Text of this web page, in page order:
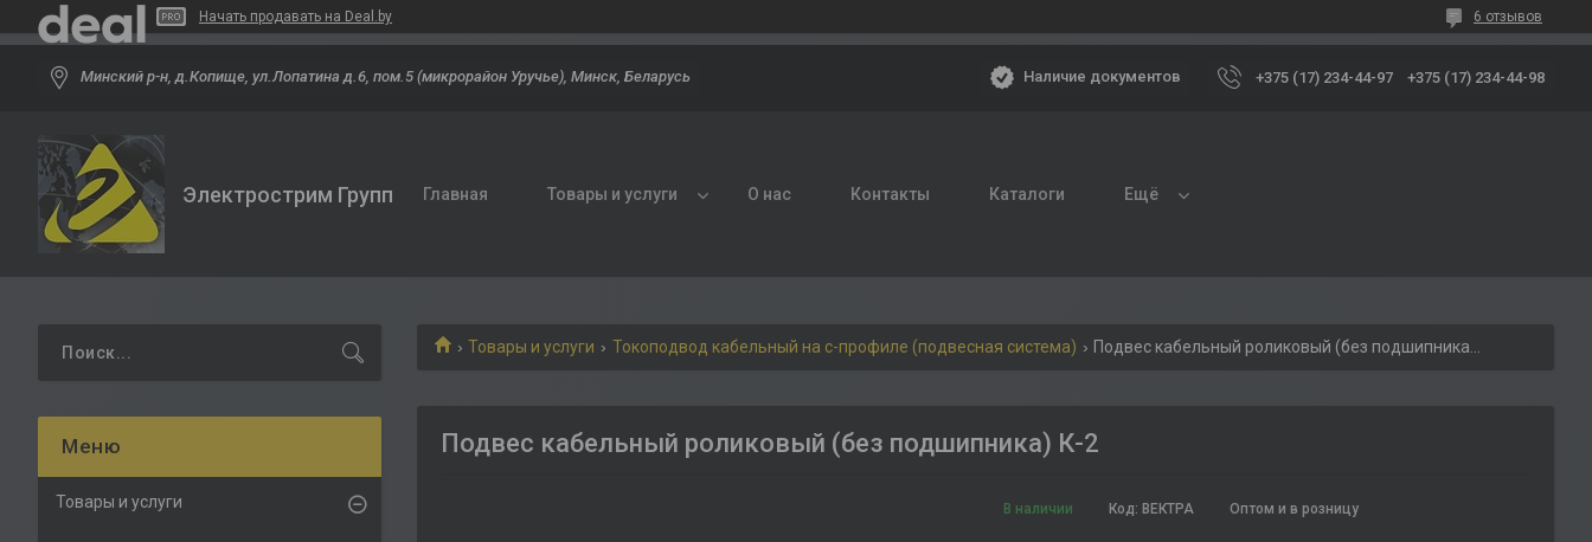
Начать продавать на Deal.by 6 отзывов
Минский р-н, д.Копище, ул.Лопатина д.6, пом.5 (микрорайон Уручье), Минск, Беларусь Наличие документов +375 (17) 234-44-97 +375 (17) 234-44-98
Электрострим Групп Главная Товары и услуги О нас Контакты Каталоги Ещё
Товары и услуги Токоподвод кабельный на с-профиле (подвесная система)
Подвес кабельный роликовый (без подшипника) К-2
В наличии Оптом и в розницу
Код: ВЕКТРА
Товары и услуги